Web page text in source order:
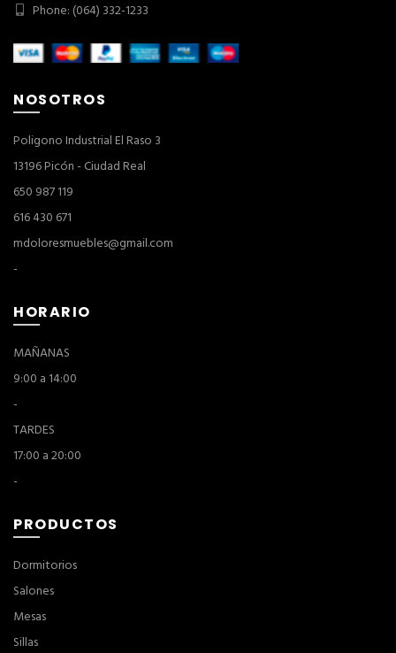
Phone: (064) 332-1233
NOSOTROS
Poligono Industrial El Raso 3
13196 Picón - Ciudad Real
650 987 119
616 430 671
mdoloresmuebles@gmail.com
-
HORARIO
MAÑANAS
9:00 a 14:00
-
TARDES
17:00 a 20:00
-
PRODUCTOS
Dormitorios
Salones
Mesas
Sillas